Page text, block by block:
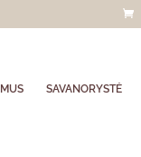
SAVANORYSTĖ